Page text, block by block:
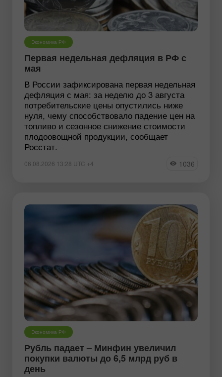
Экономика РФ
Первая недельная дефляция в РФ с
мая
В России зафиксирована первая недельная
дефляция с мая: за неделю до 3 августа
потребительские цены опустились ниже
нуля, чему способствовало падение цен на
топливо и сезонное снижение стоимости
плодоовощной продукции, сообщает
Росстат.
06.08.2026 13:28 UTC +4 1036
Экономика РФ
Рубль падает – Минфин увеличил
покупки валюты до 6,5 млрд руб в
день